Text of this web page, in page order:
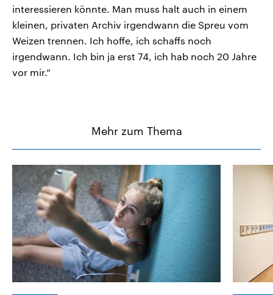
interessieren könnte. Man muss halt auch in einem
kleinen, privaten Archiv irgendwann die Spreu vom
Weizen trennen. Ich hoffe, ich schaffs noch
irgendwann. Ich bin ja erst 74, ich hab noch 20 Jahre
vor mir.“
Mehr zum Thema